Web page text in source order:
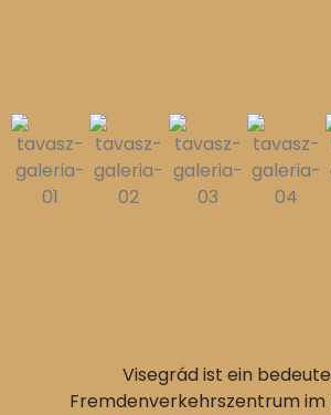
Visegrád ist ein
Fremdenverkehrszentrum im